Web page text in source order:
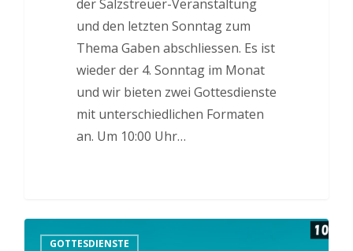
der Salzstreuer-Veranstaltung
und den letzten Sonntag zum
Thema Gaben abschliessen. Es ist
wieder der 4. Sonntag im Monat
und wir bieten zwei Gottesdienste
mit unterschiedlichen Formaten
an. Um 10:00 Uhr…
GOTTESDIENSTE